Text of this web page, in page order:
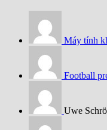
Máy tính
Football
Uwe